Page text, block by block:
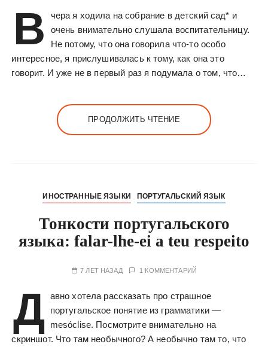
В
чера я ходила на собрание в детский сад* и
очень внимательно слушала воспитательницу.
Не потому, что она говорила что-то особо
интересное, я прислушивалась к тому, как она это
говорит. И уже не в первый раз я подумала о том, что…
ПРОДОЛЖИТЬ ЧТЕНИЕ
ИНОСТРАННЫЕ ЯЗЫКИ ПОРТУГАЛЬСКИЙ ЯЗЫК
Тонкости португальского
языка: falar-lhe-ei a teu respeito
7 ЛЕТ НАЗАД 1 КОММЕНТАРИЙ
Д авно хотела рассказать про страшное
португальское понятие из грамматики —
mesóclise. Посмотрите внимательно на
скриншот. Что там необычного? А необычно там то, что